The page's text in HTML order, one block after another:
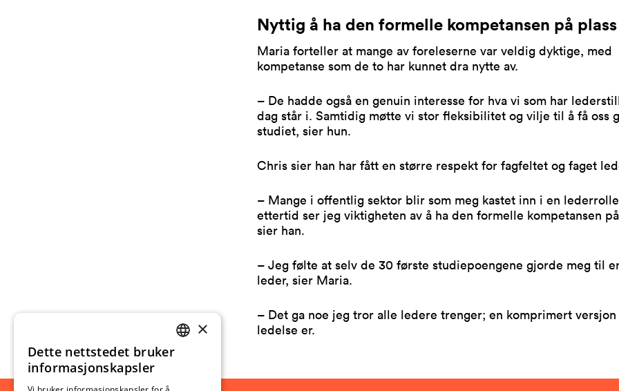
Nyttig å ha den formelle kompetansen på plass
Maria forteller at mange av foreleserne var veldig dyktige, med
kompetanse som de to har kunnet dra nytte av.
– De hadde også en genuin interesse for hva vi som har
dag står i. Samtidig møtte vi stor fleksibilitet og vilje til å få oss
studiet, sier hun.
Chris sier han har fått en større respekt for fagfeltet og faget
– Mange i offentlig sektor blir som meg kastet inn i en
ettertid ser jeg viktigheten av å ha den formelle kompetansen
sier han.
– Jeg følte at selv de 30 første studiepoengene gjorde meg til
leder, sier Maria.
– Det ga noe jeg tror alle ledere trenger; en komprimert versjon
ledelse er.
NORWEGIAN
×
Dette nettstedet bruker
informasjonskapsler